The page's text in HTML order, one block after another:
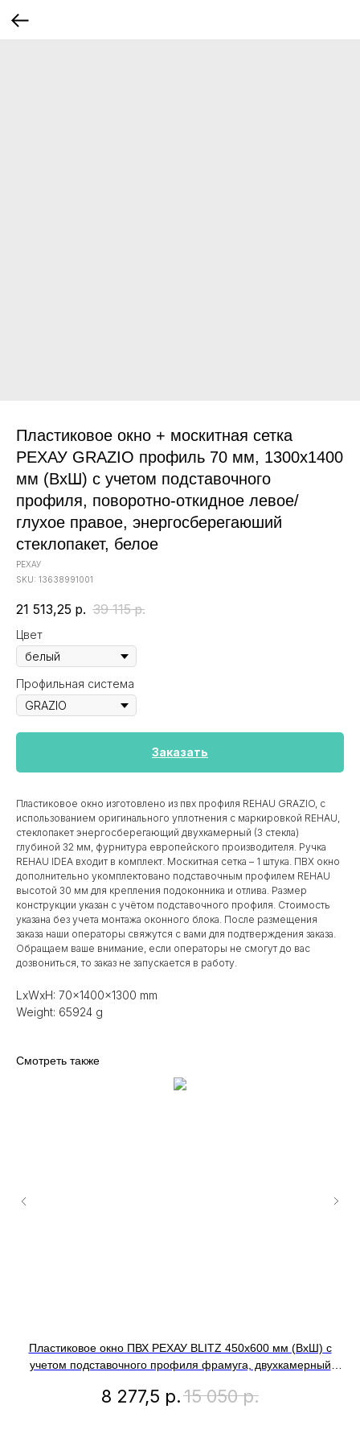
Пластиковое окно + москитная сетка
РЕХАУ GRAZIO профиль 70 мм, 1300х1400
мм (ВхШ) с учетом подставочного
профиля, поворотно-откидное левое/
глухое правое, энергосберегаюший
стеклопакет, белое
РЕХАУ
SKU: 13638991001
21 513,25 р. 39 115 р.
Цвет
Профильная система
Заказать
Пластиковое окно изготовлено из пвх профиля REHAU GRAZIO, с
использованием оригинального уплотнения с маркировкой REHAU,
стеклопакет энергосберегающий двухкамерный (3 стекла)
глубиной 32 мм, фурнитура европейского производителя. Ручка
REHAU IDEA входит в комплект. Москитная сетка – 1 штука. ПВХ окно
дополнительно укомплектовано подставочным профилем REHAU
высотой 30 мм для крепления подоконника и отлива. Размер
конструкции указан c учётом подставочного профиля. Стоимость
указана без учета монтажа оконного блока. После размещения
заказа наши операторы свяжутся с вами для подтверждения заказа.
Обращаем ваше внимание, если операторы не смогут до вас
дозвониться, то заказ не запускается в работу.
LxWxH: 70x1400x1300 mm
Weight: 65924 g
Смотреть также
Пластиковое окно ПВХ РЕХАУ BLITZ 450x600 мм (ВхШ) с
учетом подставочного профиля фрамуга, двухкамерный
8 277,5 р.15 050 р.